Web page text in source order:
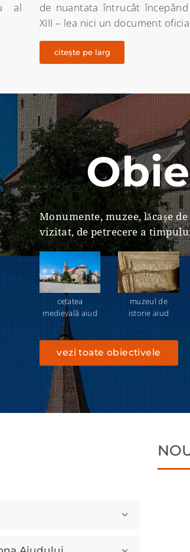
al
despre existenta unor
zona Aiudului înca din Comuna
citește pe larg
Monumente, muzee, lăcașe
vizitat, de petrecere a
cetatea
medievală aiud
muzeul de
istorie aiud
vezi toate obiectivele